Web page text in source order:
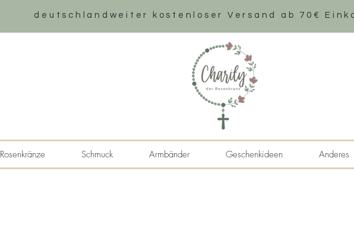
deutschlandweiter k ostenloser Versand ab 70€
Rosenkränze Schmuck Armbänder Geschenkideen Anderes